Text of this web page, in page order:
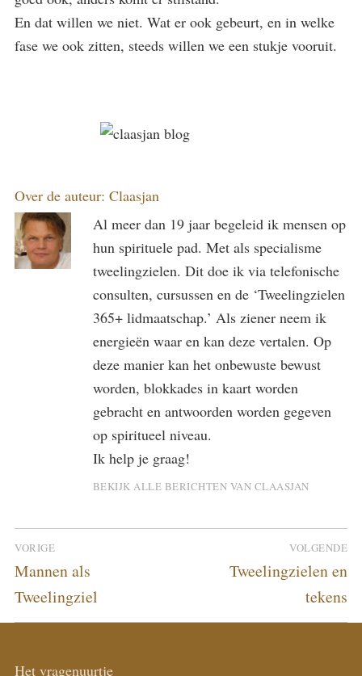
En dat willen we niet. Wat er ook gebeurt, en in welke
fase we ook zitten, steeds willen we een stukje vooruit.
Over de auteur: Claasjan
Al meer dan 19 jaar begeleid ik mensen op
hun spirituele pad. Met als specialisme
tweelingzielen. Dit doe ik via telefonische
consulten, cursussen en de ‘Tweelingzielen
365+ lidmaatschap.’ Als ziener neem ik
energieën waar en kan deze vertalen. Op
deze manier kan het onbewuste bewust
worden, blokkades in kaart worden
gebracht en antwoorden worden gegeven
op spiritueel niveau.
Ik help je graag!
BEKIJK ALLE BERICHTEN VAN CLAASJAN
navigatie
VORIGE
Vorig
bericht:
Mannen als
Tweelingziel
VOLGENDE
Volgend
Tweelingzielen en
tekens
Het vragenuurtje